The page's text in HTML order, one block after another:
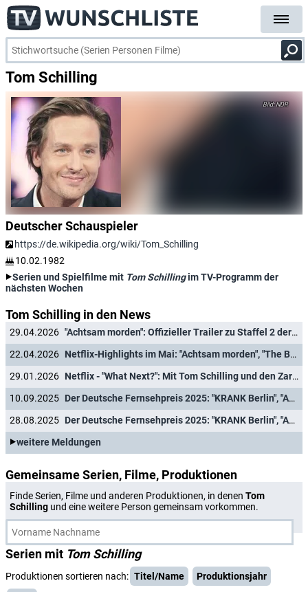
Tom Schilling
NDR
Deutscher Schauspieler
https://de.wikipedia.org/wiki/Tom_Schilling
10.02.1982
Serien und Spielfilme mit Tom Schillingim TV-Programm der
nächsten Wochen
Tom Schilling in den News
29.04.2026
"Achtsam morden": Offizieller Trailer zu Staffel 2 der Netflix-Krimikomödie enthüllt
22.04.2026
Netflix-Highlights im Mai: "Achtsam morden", "The Boroughs" und "Haus des Geldes: Berlin"
29.01.2026
Netflix - "What Next?": Mit Tom Schilling und den Zarrellas auf dem Showsofa
10.09.2025
Der Deutsche Fernsehpreis 2025: "KRANK Berlin", "Achtsam morden" und "Kaulitz & Kaulitz" ausgezeichnet
28.08.2025
Der Deutsche Fernsehpreis 2025: "KRANK Berlin", "Achtsam morden", "Angemessen Angry", "Experte für alles" und "Germany's Next T
weitere Meldungen
Gemeinsame Serien, Filme, Produktionen
Finde Serien, Filme und anderen Produktionen, in denen Tom
Schilling und eine weitere Person gemeinsam vorkommen.
Serien mit Tom Schilling
Produktionen sortieren nach: Titel/Name
Produktionsjahr